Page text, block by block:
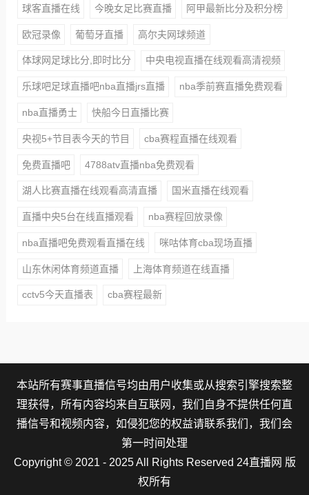
球客直播在线 今晚女足比赛直播 阿甲最新比分及积分榜
欧冠录像 葡萄牙直播 高尔夫网球频道
体球网足球比分,即时比分 中央电视直播在线观看高清视频
乐球吧足球直播吧nba直播jrs直播 nba季前赛直播免费观看
nba直播勇士 快船今日直播比赛
央视5+节目表今天的节目 cba赛程直播在线观看
免费直播吧 4788atv直播nba免费观看
湖人比赛直播在线观看高清直播 国米直播在线观看
直播中央5台在线直播观看 nba赛程回放录像
nba直播吧免费观看直播在线 咪咕体育cba现场直播
山东休闲体育频道直播 上海体育频道在线直播
cctv5今天直播表 cba赛程最新
本站所有赛事直播信号均由用户收集或从搜索引擎搜索整
理获得，所有内容均来自互联网，我们自身不提供任何直
播信号和视频内容，如侵犯您的权益请联系我们，我们会
第一时间处理
Copyright © 2021 - 2025 All Rights Reserved 24直播网 版
权所有